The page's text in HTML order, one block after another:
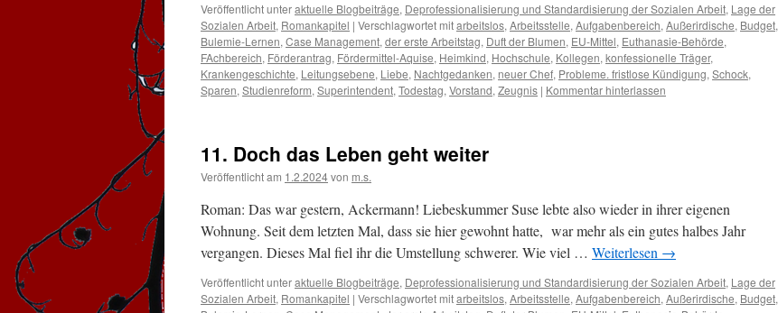
Veröffentlicht unteraktuelle Blogbeiträge, Deprofessionalisierung und Standardisierung der Sozialen Arbeit, Lage der
Sozialen Arbeit, Romankapitel | Verschlagwortet mitarbeitslos, Arbeitsstelle, Aufgabenbereich, Außerirdische, Budget,
Bulemie-Lernen, Case Management, der erste Arbeitstag, Duft der Blumen, EU-Mittel, Euthanasie-Behörde,
FAchbereich, Förderantrag, Fördermittel-Aquise, Heimkind, Hochschule, Kollegen, konfessionelle Träger,
Krankengeschichte, Leitungsebene, Liebe, Nachtgedanken, neuer Chef, Probleme. fristlose Kündigung, Schock,
Sparen, Studienreform, Superintendent, Todestag, Vorstand, Zeugnis | Kommentar hinterlassen
11. Doch das Leben geht weiter
Veröffentlicht am 1.2.2024von m.s.
Roman: Das war gestern, Ackermann! Liebeskummer Suse lebte also wieder in ihrer eigenen
Wohnung. Seit dem letzten Mal, dass sie hier gewohnt hatte, war mehr als ein gutes halbes Jahr
vergangen. Dieses Mal fiel ihr die Umstellung schwerer. Wie viel … Weiterlesen →
Veröffentlicht unteraktuelle Blogbeiträge, Deprofessionalisierung und Standardisierung der Sozialen Arbeit, Lage der
Sozialen Arbeit, Romankapitel | Verschlagwortet mitarbeitslos, Arbeitsstelle, Aufgabenbereich, Außerirdische, Budget,